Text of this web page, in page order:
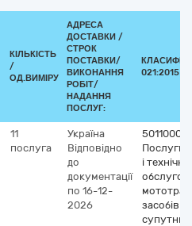
КІЛЬКІСТЬ
/
ОД.ВИМІРУ
АДРЕСА
ДОСТАВКИ /
СТРОК
ПОСТАВКИ/
ВИКОНАННЯ
РОБІТ/
НАДАННЯ
ПОСЛУГ:
021:2015
11
послуга
Україна
Відповідно
до
документації
по 16-12-
2026
Послуги
і
засобів і